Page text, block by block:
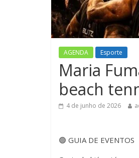
AGENDA Esporte
Maria
beach
4 de junho de 2026
🟢 GUIA DE EVENTOS